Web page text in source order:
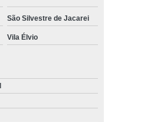
São Silvestre de Jacarei
Vila Élvio